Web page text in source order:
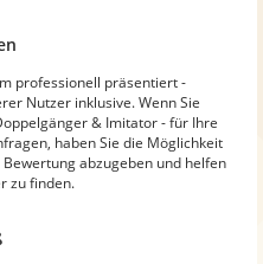
professionell präsentiert -
Nutzer inklusive. Wenn Sie
& Imitator - für Ihre
haben Sie die Möglichkeit
abzugeben und helfen
zu finden.